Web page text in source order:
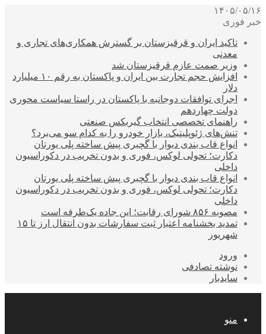
۱۴۰۵/۰۵/۱۶
خبر فوری
تاکید ایران و قرقیزستان بر گسترش همکاری‌های تجاری و
معدنی
وزیر صمت عازم قرقیزستان شد
افزایش حجم تجارت بین ایران و پاکستان به رقم ۱۰ میلیارد
دلار
اجرای توافقات دوجانبه با پاکستان در راستا سیاست محوری
دولت چهاردهم
راهنمای تخصصی انتخاب گیربکس صنعتی
تنش‌های ژئوپلیتیک، بازار خودرو را به کدام سو می‌برد؟
انواع قاب بندی دیوار با گچبری پیش ساخته پلی یورتان
دکارت؛ تحولی لوکس، فوری و بدون تخریب در دکوراسیون
داخلی
انواع قاب بندی دیوار با گچبری پیش ساخته پلی یورتان
دکارت؛ تحولی لوکس، فوری و بدون تخریب در دکوراسیون
داخلی
مصوبه ۸۵۶ شورای رقابت؛ این جاده یک‌طرفه است
تمدید بخشنامه اعتبار ثبت سفارشات بدون انتقال ارز تا ۱۵
شهریور
ورود
نوشته تصادفی
سایدبار
منو